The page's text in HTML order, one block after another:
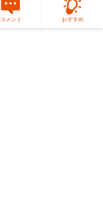
コメント おすすめ